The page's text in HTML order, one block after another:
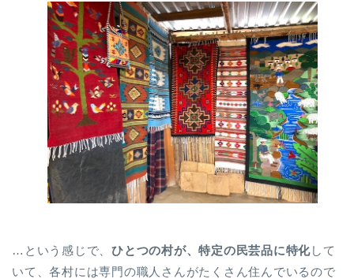
…という感じで、ひとつの村が、特定の民芸品に特化して
いて、各村には専門の職人さんがたくさん住んでいるので